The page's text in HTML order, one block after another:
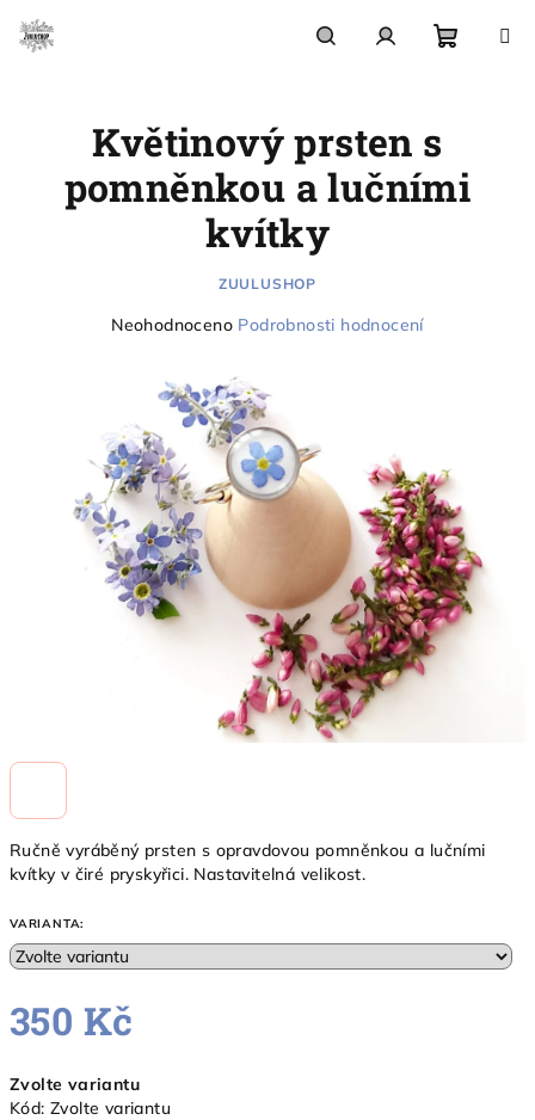
obsah
Ručně vyráběný prsten s opravdovou pomněnkou a lučními
kvítky v čiré pryskyřici. Nastavitelná velikost.
VARIANTA:
350 Kč
cena:
Zvolte variantu
Kód: Zvolte variantu
Květinový prsten s
pomněnkou a lučními
kvítky
ZUULUSHOP
Průměrné
z
5
hvězdiček.
Neohodnoceno Podrobnosti hodnocení